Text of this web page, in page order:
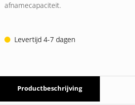
afnamecapaciteit.
Levertijd 4-7 dagen
Productbeschrijving